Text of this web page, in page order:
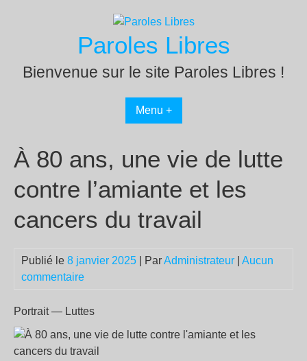
Paroles Libres
Bienvenue sur le site Paroles Libres !
Menu +
À 80 ans, une vie de lutte
contre l’amiante et les
cancers du travail
Publié le 8 janvier 2025 | ParAdministrateur
Aucun
commentaire
Portrait — Luttes